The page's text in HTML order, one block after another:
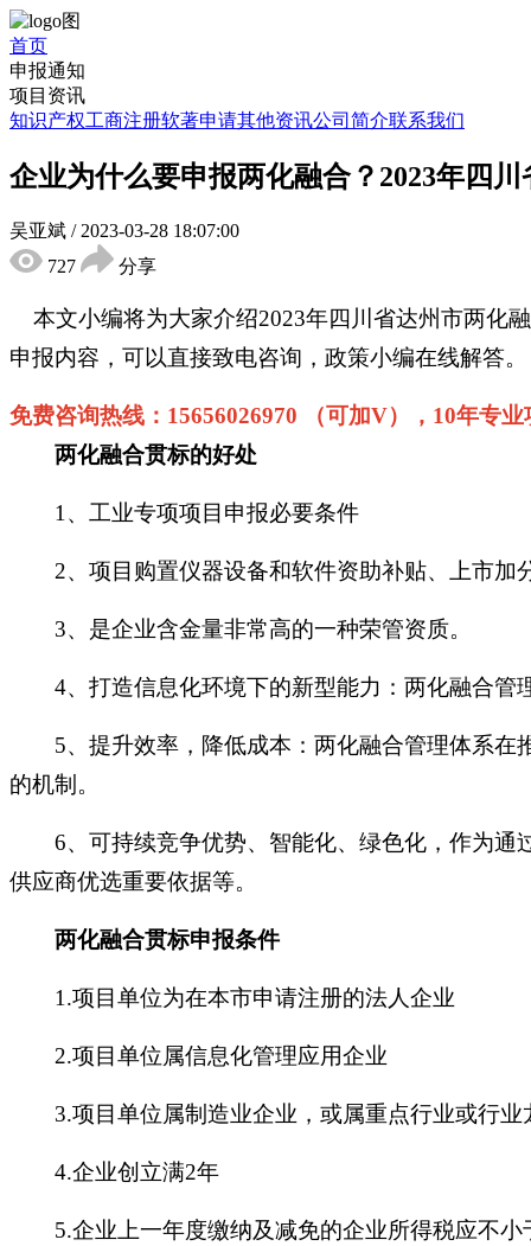
首页
申报通知
项目资讯
知识产权工商注册软著申请其他资讯公司简介联系我们
企业为什么要申报两化融合？2023年四
吴亚斌 / 2023-03-28 18:07:00
727
分享
本文小编将为大家介绍2023年四川省达州市两化
申报内容，可以直接致电咨询，政策小编在线解答。
免费咨询热线： 15656026970 （可加V），10年专业
两化融合贯标的好处
1、工业专项项目申报必要条件
2、项目购置仪器设备和软件资助补贴、上市加
3、是企业含金量非常高的一种荣管资质。
4、打造信息化环境下的新型能力：两化融合
5、提升效率，降低成本：两化融合管理体系
的机制。
6、可持续竞争优势、智能化、绿色化，作为
供应商优选重要依据等。
两化融合贯标申报条件
1.项目单位为在本市申请注册的法人企业
2.项目单位属信息化管理应用企业
3.项目单位属制造业企业，或属重点行业或行业
4.企业创立满2年
5.企业上一年度缴纳及减免的企业所得税应不小